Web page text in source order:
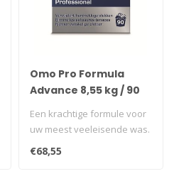
Omo Pro Formula
Advance 8,55 kg / 90
Een krachtige formule voor
uw meest veeleisende was.
Dit krachtige, professionel..
€68,55